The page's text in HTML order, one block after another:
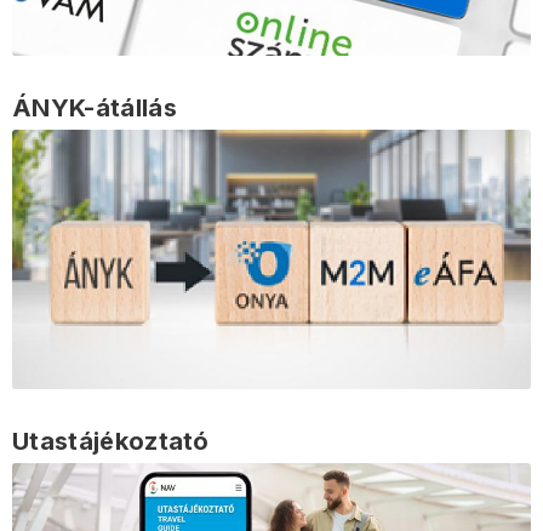
ÁNYK-átállás
Utastájékoztató